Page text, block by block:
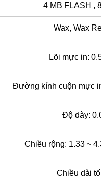
4 MB FLASH ,
Wax, Wax
Lõi mực in:
Đường kính cuộn mực
Độ dày:
Chiều rộng: 1.33 ~
Chiều dài